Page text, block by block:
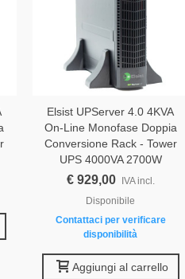
Elsist UPServer 4.0 4KVA
On-Line Monofase Doppia
Conversione Rack - Tower
UPS 4000VA 2700W
€ 929,00
IVA incl.
Disponibile
Contattaci per verificare
disponibilità
Aggiungi al carrello